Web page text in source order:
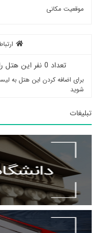
موقعیت مکانی
تعداد 0 نفر این هتل را به لیست خود اضافه کرده‌اند
برای اضافه کردن این هتل به
شوید
تبلیغات